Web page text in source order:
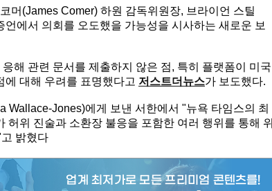
머(James Comer) 하원 감독위원장, 브라이언 스틸
에서 의회를 오도했을 가능성을 시사하는 새로운 보
해 관련 문서를 제출하지 않은 점, 특히 플랫폼이 미국
에 대해 우려를 표명했다고 저스트더뉴스가 보도했다.
Jones)에게 보낸 서한에서 "뉴욕 타임스의 최
위 진술과 소환장 불응을 포함한 여러 행위를 통해 위
밝혔다